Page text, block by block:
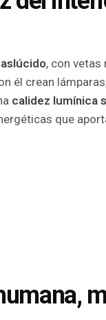
, con vetas
él crean
calidez lumínica
que